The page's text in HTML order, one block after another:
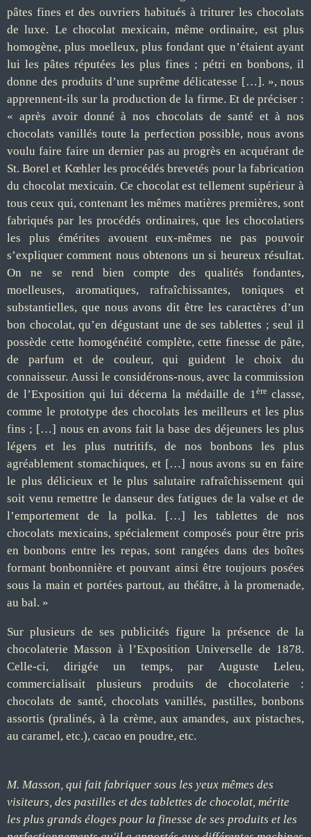
pâtes fines et des ouvriers habitués à triturer les chocolats
de luxe. Le chocolat mexicain, même ordinaire, est plus
homogène, plus moelleux, plus fondant que n’étaient ayant
lui les pâtes réputées les plus fines ; pétri en bonbons, il
donne des produits d’une suprême délicatesse […]. », nous
apprennent-ils sur la production de la firme. Et de préciser :
« après avoir donné à nos chocolats de santé et à nos
chocolats vanillés toute la perfection possible, nous avons
voulu faire faire un dernier pas au progrès en acquérant de
St. Borel et Kœhler les procédés brevetés pour la fabrication
du chocolat mexicain. Ce chocolat est tellement supérieur à
tous ceux qui, contenant les mêmes matières premières, sont
fabriqués par les procédés ordinaires, que les chocolatiers
les plus émérites avouent eux-mêmes ne pas pouvoir
s’expliquer comment nous obtenons un si heureux résultat.
On ne se rend bien compte des qualités fondantes,
moelleuses, aromatiques, rafraîchissantes, toniques et
substantielles, que nous avons dit être les caractères d’un
bon chocolat, qu’en dégustant une de ses tablettes ; seul il
possède cette homogénéité complète, cette finesse de pâte,
de parfum et de couleur, qui guident le choix du
connaisseur. Aussi le considérons-nous, avec la commission
de l’Exposition qui lui décerna la médaille de 1ère classe,
comme le prototype des chocolats les meilleurs et les plus
fins ; […] nous en avons fait la base des déjeuners les plus
légers et les plus nutritifs, de nos bonbons les plus
agréablement stomachiques, et […] nous avons su en faire
le plus délicieux et le plus salutaire rafraîchissement qui
soit venu remettre le danseur des fatigues de la valse et de
l’emportement de la polka. […] les tablettes de nos
chocolats mexicains, spécialement composés pour être pris
en bonbons entre les repas, sont rangées dans des boîtes
formant bonbonnière et pouvant ainsi être toujours posées
sous la main et portées partout, au théâtre, à la promenade,
au bal. »
Sur plusieurs de ses publicités figure la présence de la
chocolaterie Masson à l’Exposition Universelle de 1878.
Celle-ci, dirigée un temps, par Auguste Leleu,
commercialisait plusieurs produits de chocolaterie :
chocolats de santé, chocolats vanillés, pastilles, bonbons
assortis (pralinés, à la crème, aux amandes, aux pistaches,
au caramel, etc.), cacao en poudre, etc.
M. Masson, qui fait fabriquer sous les yeux mêmes des
visiteurs, des pastilles et des tablettes de chocolat, mérite
les plus grands éloges pour la finesse de ses produits et les